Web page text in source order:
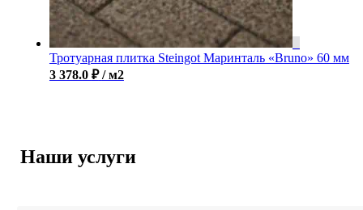
Тротуарная плитка Steingot Маринталь «Bruno» 60 мм
3 378.0 ₽ / м2
Наши услуги